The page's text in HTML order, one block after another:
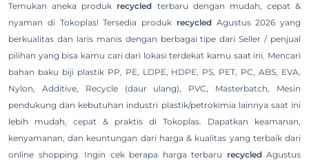
Temukan aneka produk recycled terbaru dengan mudah, cepat &
nyaman di Tokoplas! Tersedia produk recycledAgustus 2026 yang
berkualitas dan laris manis dengan berbagai tipe dari Seller / penjual
pilihan yang bisa kamu cari dari lokasi terdekat kamu saat ini. Mencari
bahan baku biji plastik PP, PE, LDPE, HDPE, PS, PET, PC, ABS, EVA,
Nylon, Additive, Recycle (daur ulang), PVC, Masterbatch, Mesin
pendukung dan kebutuhan industri plastik/petrokimia lainnya saat ini
lebih mudah, cepat & praktis di Tokoplas. Dapatkan keamanan,
kenyamanan, dan keuntungan dari harga & kualitas yang terbaik dari
online shopping. Ingin cek berapa harga terbaru recycledAgustus